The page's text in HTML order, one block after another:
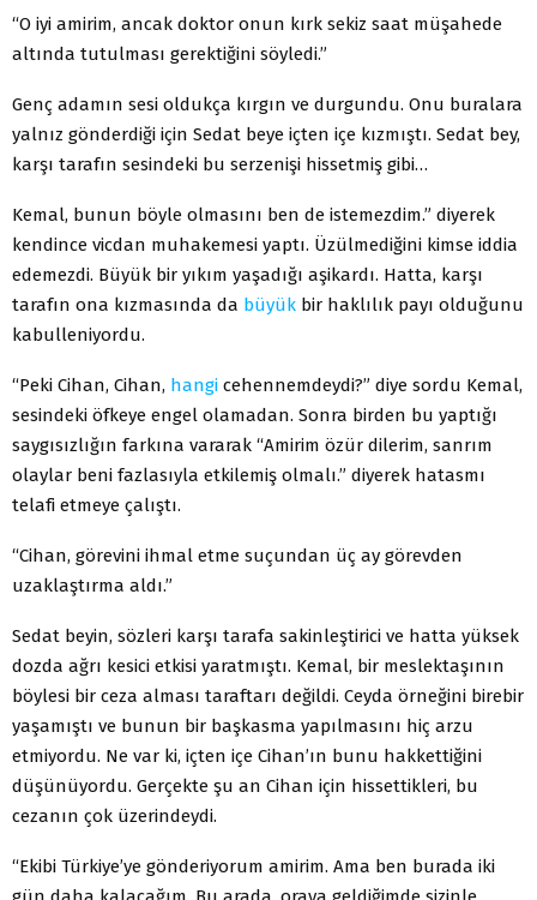
“O iyi amirim, ancak doktor onun kırk sekiz saat müşahede
altında tutulması gerektiğini söyledi.”
Genç adamın sesi oldukça kırgın ve durgundu. Onu buralara
yalnız gönderdiği için Sedat beye içten içe kızmıştı. Sedat bey,
karşı tarafın sesindeki bu serzenişi hissetmiş gibi…
Kemal, bunun böyle olmasını ben de istemezdim.” diyerek
kendince vicdan muhakemesi yaptı. Üzülmediğini kimse iddia
edemezdi. Büyük bir yıkım yaşadığı aşikardı. Hatta, karşı
tarafın ona kızmasında da büyük bir haklılık payı olduğunu
kabulleniyordu.
“Peki Cihan, Cihan, hangi cehennemdeydi?” diye sordu Kemal,
sesindeki öfkeye engel olamadan. Sonra birden bu yaptığı
saygısızlığın farkına vararak “Amirim özür dilerim, sanrım
olaylar beni fazlasıyla etkilemiş olmalı.” diyerek hatasmı
telafi etmeye çalıştı.
“Cihan, görevini ihmal etme suçundan üç ay görevden
uzaklaştırma aldı.”
Sedat beyin, sözleri karşı tarafa sakinleştirici ve hatta yüksek
dozda ağrı kesici etkisi yaratmıştı. Kemal, bir meslektaşının
böylesi bir ceza alması taraftarı değildi. Ceyda örneğini birebir
yaşamıştı ve bunun bir başkasma yapılmasını hiç arzu
etmiyordu. Ne var ki, içten içe Cihan’ın bunu hakkettiğini
düşünüyordu. Gerçekte şu an Cihan için hissettikleri, bu
cezanın çok üzerindeydi.
“Ekibi Türkiye’ye gönderiyorum amirim. Ama ben burada iki